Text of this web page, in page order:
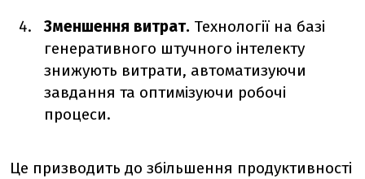
Зменшення витрат. Технології на базі
генеративного штучного інтелекту
знижують витрати, автоматизуючи
завдання та оптимізуючи робочі
процеси.
Це призводить до збільшення продуктивності